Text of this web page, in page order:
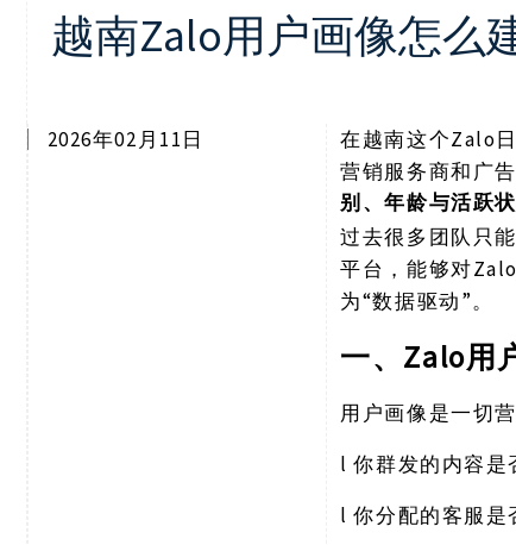
越南Zalo用户画像怎么
2026年02月11日 在越南这个Zalo
营销服务商和广
别、年龄与活跃
过去很多团队只
平台，能够对
为“数据驱动”。
一、 Zalo用
用户画像是一切
l你群发的内容是
l你分配的客服是